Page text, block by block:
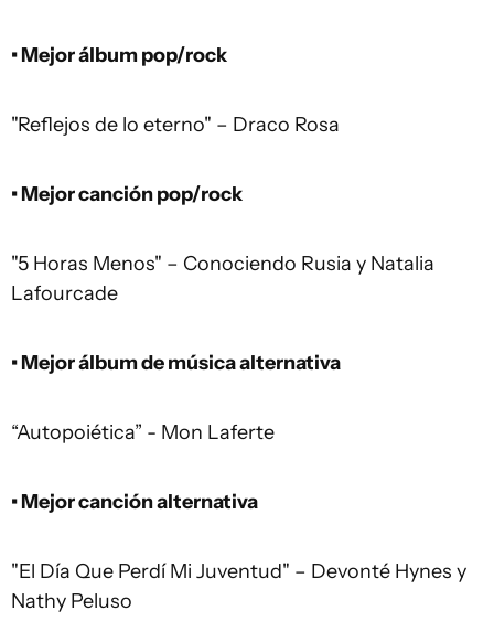
• Mejor álbum pop/rock
"Reflejos de lo eterno" – Draco Rosa
• Mejor canción pop/rock
"5 Horas Menos" – Conociendo Rusia y Natalia
Lafourcade
• Mejor álbum de música alternativa
“Autopoiética” - Mon Laferte
• Mejor canción alternativa
"El Día Que Perdí Mi Juventud" – Devonté Hynes y
Nathy Peluso